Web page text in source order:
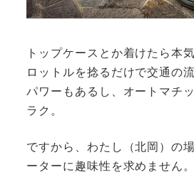
トップケースとか着けたら本
ロットルを捻るだけで交通の
パワーもあるし、オートマチ
ラク。
ですから、わたし（北岡）の
ーターに趣味性を求めません。